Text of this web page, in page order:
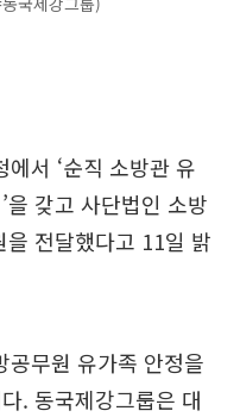
서 ‘순직 소방관 유
갖고 사단법인 소방
전달했다고 11일 밝
공무원 유가족 안정을
. 동국제강그룹은 대